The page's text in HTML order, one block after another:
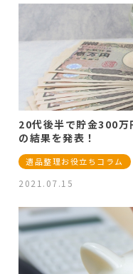
20代後半で貯金300万
の結果を発表！
遺品整理お役立ちコラム
2021.07.15